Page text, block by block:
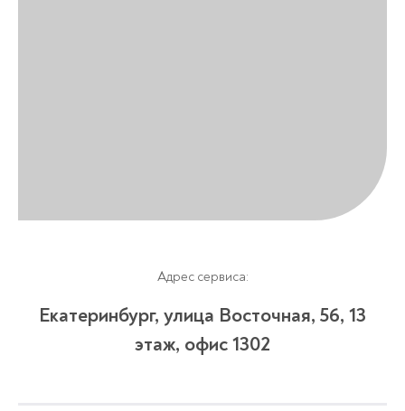
Адрес сервиса:
Екатеринбург, улица Восточная, 56, 13
этаж, офис 1302